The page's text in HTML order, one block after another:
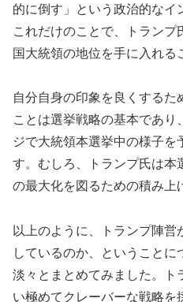
的に倒す」という政治的なイ
これだけのことで、トラン
国大統領の地位を手に入れる
自分自身の印象を良くするた
ことは選挙戦略の基本であ
ジで大統領本選挙中の様子
す。むしろ、トランプ氏は本
の最大化を図るための積み上
以上のように、トランプ陣営
しているのか、ということに
淡々とまとめてみました。ト
い極めてクレーバーな戦略を